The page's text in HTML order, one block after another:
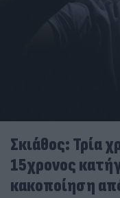
Σκιάθος: Τρία
15χρονος
κακοποίηση